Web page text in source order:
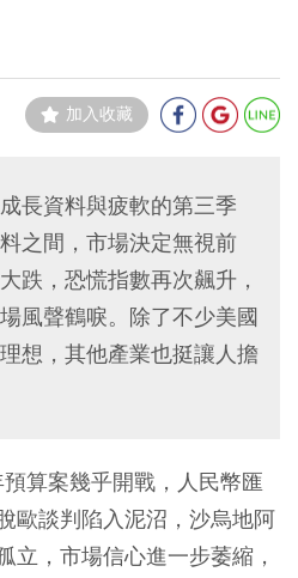
加入收藏
長資料與疲軟的第三季
之間，市場決定無視前
跌，恐慌指數再次飆升，
風聲鶴唳。除了不少美國
想，其他產業也挺讓人擔
算案幾乎開戰，人民幣匯
歐談判陷入泥沼，沙烏地阿
立，市場信心進一步萎縮，